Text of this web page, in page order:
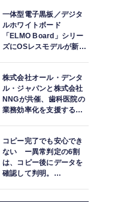
一体型電子黒板／デジタ
ルホワイトボード
「ELMO Board」シリー
ズにOSレスモデルが新登
株式会社オール・デンタ
ル・ジャパンと株式会社
NNGが共催、歯科医院の
業務効率化を支援する院
紹介
コピー完了でも安心でき
ない ー異常判定の6割
は、コピー後にデータを
確認して判明。